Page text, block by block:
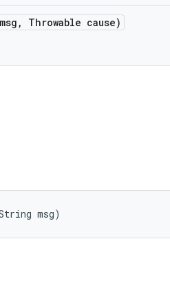
, Throwable cause)
msg)